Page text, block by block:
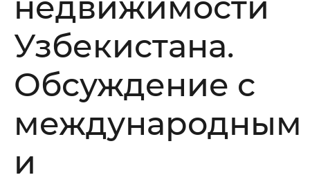
Узбекистана.
Обсуждение с
международным
и
Хотите получить консультацию?
Ваше имя